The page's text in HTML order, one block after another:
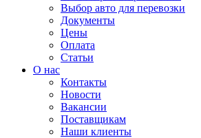
Выбор авто для перевозки
Документы
Цены
Оплата
Статьи
О нас
Контакты
Новости
Вакансии
Поставщикам
Наши клиенты